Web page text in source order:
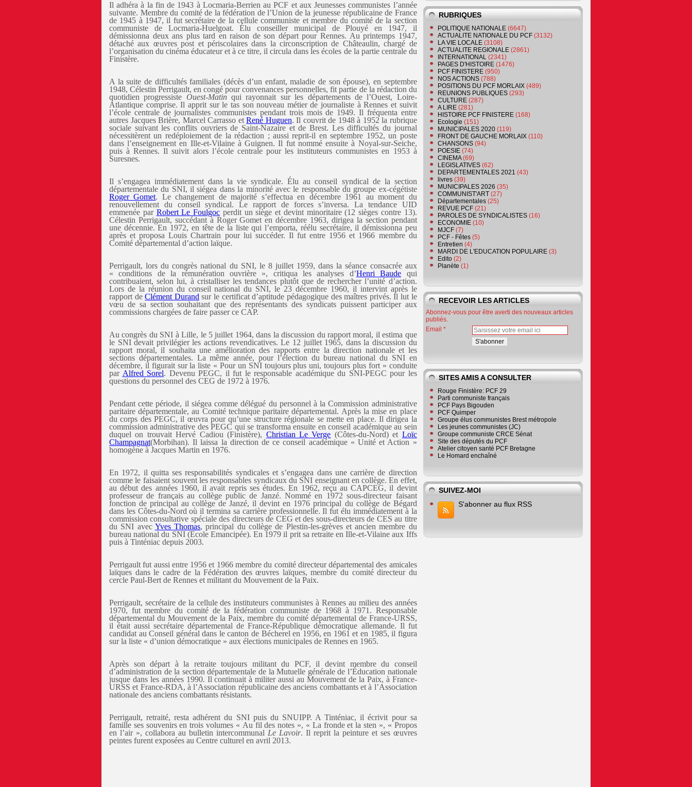
Il adhéra à la fin de 1943 à Locmaria-Berrien au PCF et aux Jeunesses communistes l’année
suivante. Membre du comité de la fédération de l’Union de la jeunesse républicaine de France
de 1945 à 1947, il fut secrétaire de la cellule communiste et membre du comité de la section
communiste de Locmaria-Huelgoat. Élu conseiller municipal de Plouyé en 1947, il
démissionna deux ans plus tard en raison de son départ pour Rennes. Au printemps 1947,
détaché aux œuvres post et périscolaires dans la circonscription de Châteaulin, chargé de
l’organisation du cinéma éducateur et à ce titre, il circula dans les écoles de la partie centrale du
Finistère.
A la suite de difficultés familiales (décès d’un enfant, maladie de son épouse), en septembre
1948, Célestin Perrigault, en congé pour convenances personnelles, fit partie de la rédaction du
quotidien progressiste Ouest-Matinqui rayonnait sur les départements de l’Ouest, Loire-
Atlantique comprise. Il apprit sur le tas son nouveau métier de journaliste à Rennes et suivit
l’école centrale de journalistes communistes pendant trois mois de 1949. Il fréquenta entre
autres Jacques Brière, Marcel Carrasso etRené Huguen. Il couvrit de 1948 à 1952 la rubrique
sociale suivant les conflits ouvriers de Saint-Nazaire et de Brest. Les difficultés du journal
nécessitèrent un redéploiement de la rédaction ; aussi reprit-il en septembre 1952, un poste
dans l’enseignement en Ille-et-Vilaine à Guignen. Il fut nommé ensuite à Noyal-sur-Seiche,
puis à Rennes. Il suivit alors l’école centrale pour les instituteurs communistes en 1953 à
Suresnes.
Il s’engagea immédiatement dans la vie syndicale. Élu au conseil syndical de la section
départementale du SNI, il siégea dans la minorité avec le responsable du groupe ex-cégétiste
Roger Gomet. Le changement de majorité s’effectua en décembre 1961 au moment du
renouvellement du conseil syndical. Le rapport de forces s’inversa. La tendance UID
emmenée par Robert Le Foulgoc perdit un siège et devint minoritaire (12 sièges contre 13).
Célestin Perrigault, succédant à Roger Gomet en décembre 1963, dirigea la section pendant
une décennie. En 1972, en tête de la liste qui l’emporta, réélu secrétaire, il démissionna peu
après et proposa Louis Chartrain pour lui succéder. Il fut entre 1956 et 1966 membre du
Comité départemental d’action laïque.
Perrigault, lors du congrès national du SNI, le 8 juillet 1959, dans la séance consacrée aux
« conditions de la rémunération ouvrière », critiqua les analyses d’Henri Baude qui
contribuaient, selon lui, à cristalliser les tendances plutôt que de rechercher l’unité d’action.
Lors de la réunion du conseil national du SNI, le 23 décembre 1960, il intervint après le
rapport deClément Durand sur le certificat d’aptitude pédagogique des maîtres privés. Il lut le
vœu de sa section souhaitant que des représentants des syndicats puissent participer aux
commissions chargées de faire passer ce CAP.
Au congrès du SNI à Lille, le 5 juillet 1964, dans la discussion du rapport moral, il estima que
le SNI devait privilégier les actions revendicatives. Le 12 juillet 1965, dans la discussion du
rapport moral, il souhaita une amélioration des rapports entre la direction nationale et les
sections départementales. La même année, pour l’élection du bureau national du SNI en
décembre, il figurait sur la liste « Pour un SNI toujours plus uni, toujours plus fort » conduite
par Alfred Sorel. Devenu PEGC, il fut le responsable académique du SNI-PEGC pour les
questions du personnel des CEG de 1972 à 1976.
Pendant cette période, il siégea comme délégué du personnel à la Commission administrative
paritaire départementale, au Comité technique paritaire départemental. Après la mise en place
du corps des PEGC, il œuvra pour qu’une structure régionale se mette en place. Il dirigea la
commission administrative des PEGC qui se transforma ensuite en conseil académique au sein
duquel on trouvait Hervé Cadiou (Finistère), Christian Le Verge (Côtes-du-Nord) et Loïc
Champagnat(Morbihan). Il laissa la direction de ce conseil académique « Unité et Action »
homogène à Jacques Martin en 1976.
En 1972, il quitta ses responsabilités syndicales et s’engagea dans une carrière de direction
comme le faisaient souvent les responsables syndicaux du SNI enseignant en collège. En effet,
au début des années 1960, il avait repris ses études. En 1962, reçu au CAPCEG, il devint
professeur de français au collège public de Janzé. Nommé en 1972 sous-directeur faisant
fonction de principal au collège de Janzé, il devint en 1976 principal du collège de Bégard
dans les Côtes-du-Nord où il termina sa carrière professionnelle. Il fut élu immédiatement à la
commission consultative spéciale des directeurs de CEG et des sous-directeurs de CES au titre
du SNI avec Yves Thomas, principal du collège de Plestin-les-grèves et ancien membre du
bureau national du SNI (Ecole Emancipée). En 1979 il prit sa retraite en Ille-et-Vilaine aux Iffs
puis à Tinténiac depuis 2003.
Perrigault fut aussi entre 1956 et 1966 membre du comité directeur départemental des amicales
laïques dans le cadre de la Fédération des œuvres laïques, membre du comité directeur du
cercle Paul-Bert de Rennes et militant du Mouvement de la Paix.
Perrigault, secrétaire de la cellule des instituteurs communistes à Rennes au milieu des années
1970, fut membre du comité de la fédération communiste de 1968 à 1971. Responsable
départemental du Mouvement de la Paix, membre du comité départemental de France-URSS,
il était aussi secrétaire départemental de France-République démocratique allemande. Il fut
candidat au Conseil général dans le canton de Bécherel en 1956, en 1961 et en 1985, il figura
sur la liste « d’union démocratique » aux élections municipales de Rennes en 1965.
Après son départ à la retraite toujours militant du PCF, il devint membre du conseil
d’administration de la section départementale de la Mutuelle générale de l’Éducation nationale
jusque dans les années 1990. Il continuait à militer aussi au Mouvement de la Paix, à France-
URSS et France-RDA, à l’Association républicaine des anciens combattants et à l’Association
nationale des anciens combattants résistants.
Perrigault, retraité, resta adhérent du SNI puis du SNUIPP. A Tinténiac, il écrivit pour sa
famille ses souvenirs en trois volumes « Au fil des notes », « La fronde et la sten », « Propos
en l’air », collabora au bulletin intercommunal Le Lavoir. Il reprit la peinture et ses œuvres
peintes furent exposées au Centre culturel en avril 2013.
RUBRIQUES
POLITIQUE NATIONALE (6647)
ACTUALITE NATIONALE DU PCF (3132)
LA VIE LOCALE (3108)
ACTUALITE REGIONALE (2861)
INTERNATIONAL (2341)
PAGES D'HISTOIRE (1476)
PCF FINISTERE (950)
NOS ACTIONS (788)
POSITIONS DU PCF MORLAIX (489)
REUNIONS PUBLIQUES (293)
CULTURE (287)
A LIRE (281)
HISTOIRE PCF FINISTERE (168)
Ecologie (151)
MUNICIPALES 2020 (119)
FRONT DE GAUCHE MORLAIX (110)
CHANSONS (94)
POESIE (74)
CINEMA(69)
LEGISLATIVES (62)
DEPARTEMENTALES 2021 (43)
livres (39)
MUNICIPALES 2026 (35)
COMMUNIST'ART (27)
Départementales (25)
REVUE PCF (21)
PAROLES DE SYNDICALISTES (16)
ECONOMIE (10)
MJCF (7)
PCF - Fêtes (5)
Entretien (4)
MARDI DE L'EDUCATION POPULAIRE (3)
Edito (2)
Planète (1)
RECEVOIR LES ARTICLES
Abonnez-vous pour être averti des nouveaux articles
publiés.
Email
SITES AMIS A CONSULTER
Rouge Finistère: PCF 29
Parti communiste français
PCF Pays Bigouden
PCF Quimper
Groupe élus communistes Brest métropole
Les jeunes communistes (JC)
Groupe communiste CRCE Sénat
Site des députés du PCF
Atelier citoyen santé PCF Bretagne
Le Homard enchaîné
SUIVEZ-MOI
S'abonner au flux RSS